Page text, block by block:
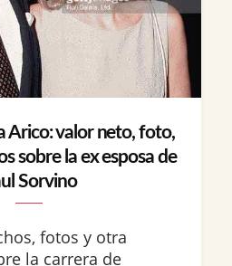
Arico: valor neto, foto,
sobre la ex esposa de
Sorvino
fotos y otra
la carrera de